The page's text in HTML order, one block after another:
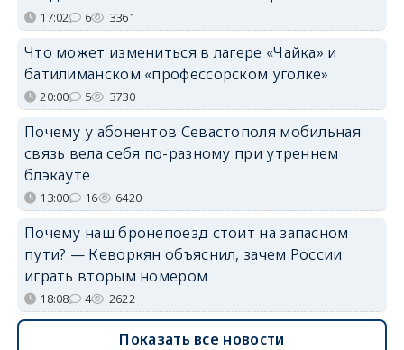
17:02 6 3361
Что может измениться в лагере «Чайка» и
батилиманском «профессорском уголке»
20:00 5 3730
Почему у абонентов Севастополя мобильная
связь вела себя по-разному при утреннем
блэкауте
13:00 16 6420
Почему наш бронепоезд стоит на запасном
пути? — Кеворкян объяснил, зачем России
играть вторым номером
18:08 4 2622
Показать все новости